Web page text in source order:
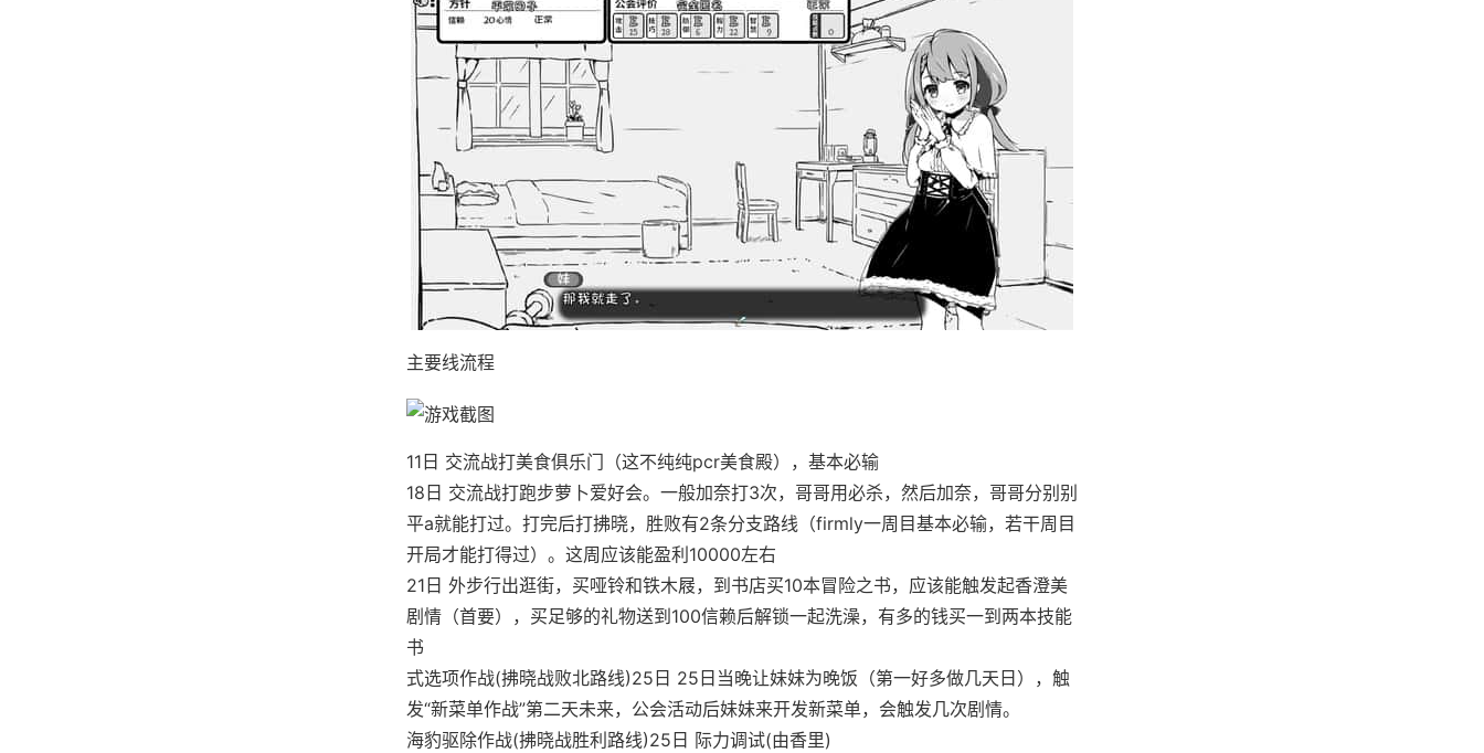
主要线流程
11日 交流战打美食俱乐门（这不纯纯pcr美食殿），基本必输
18日 交流战打跑步萝卜爱好会。一般加奈打3次，哥哥用必杀，然后加奈，哥哥分别别
平a就能打过。打完后打拂晓，胜败有2条分支路线（firmly一周目基本必输，若干周目
开局才能打得过）。这周应该能盈利10000左右
21日 外步行出逛街，买哑铃和铁木屐，到书店买10本冒险之书，应该能触发起香澄美
剧情（首要），买足够的礼物送到100信赖后解锁一起洗澡，有多的钱买一到两本技能
书
式选项作战(拂晓战败北路线)25日 25日当晚让妹妹为晚饭（第一好多做几天日），触
发“新菜单作战”第二天未来，公会活动后妹妹来开发新菜单，会触发几次剧情。
海豹驱除作战(拂晓战胜利路线)25日 际力调试(由香里)